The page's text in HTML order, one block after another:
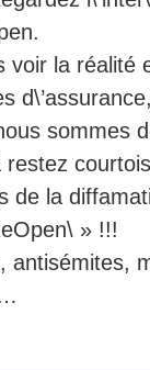
voir la réalité
sommes
de la
» !!!
antisémites,